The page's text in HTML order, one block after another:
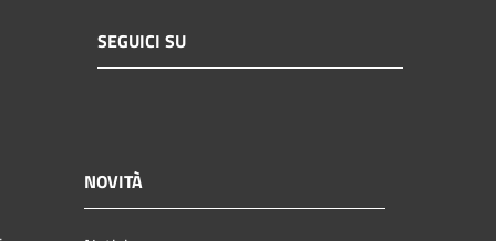
SEGUICI SU
NOVITÀ